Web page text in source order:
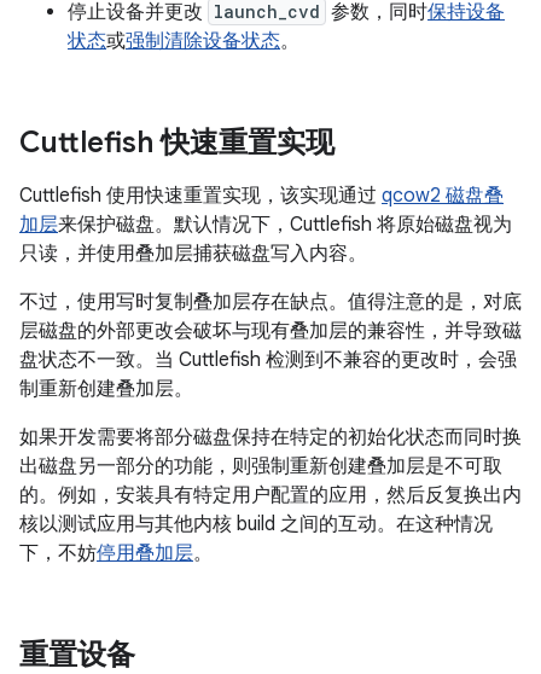
停止设备并更改 launch_cvd 参数，同时保持设备
状态或强制清除设备状态。
Cuttlefish 快速重置实现
Cuttlefish 使用快速重置实现，该实现通过 qcow2 磁盘叠
加层来保护磁盘。默认情况下，Cuttlefish 将原始磁盘视为
只读，并使用叠加层捕获磁盘写入内容。
不过，使用写时复制叠加层存在缺点。值得注意的是，对底
层磁盘的外部更改会破坏与现有叠加层的兼容性，并导致磁
盘状态不一致。当 Cuttlefish 检测到不兼容的更改时，会强
制重新创建叠加层。
如果开发需要将部分磁盘保持在特定的初始化状态而同时换
出磁盘另一部分的功能，则强制重新创建叠加层是不可取
的。例如，安装具有特定用户配置的应用，然后反复换出内
核以测试应用与其他内核 build 之间的互动。在这种情况
下，不妨停用叠加层。
重置设备